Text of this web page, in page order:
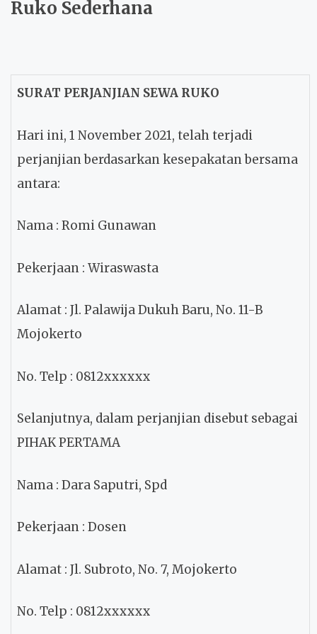
Ruko Sederhana
SURAT PERJANJIAN SEWA RUKO
Hari ini, 1 November 2021, telah terjadi
perjanjian berdasarkan kesepakatan bersama
antara:
Nama : Romi Gunawan
Pekerjaan : Wiraswasta
Alamat : Jl. Palawija Dukuh Baru, No. 11-B
Mojokerto
No. Telp : 0812xxxxxx
Selanjutnya, dalam perjanjian disebut sebagai
PIHAK PERTAMA
Nama : Dara Saputri, Spd
Pekerjaan : Dosen
Alamat : Jl. Subroto, No. 7, Mojokerto
No. Telp : 0812xxxxxx